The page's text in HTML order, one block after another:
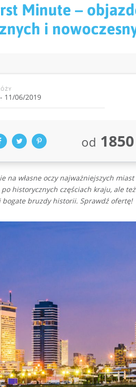
Minute –
i
11/06/2019
od
na własne oczy najważniejszych
historycznych częściach kraju, ale
bogate bruzdy historii. Sprawdź ofertę!